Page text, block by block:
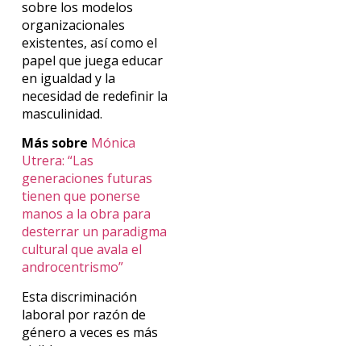
sobre los modelos
organizacionales
existentes, así como el
papel que juega educar
en igualdad y la
necesidad de redefinir la
masculinidad.
Más sobre Mónica
Utrera: “Las
generaciones futuras
tienen que ponerse
manos a la obra para
desterrar un paradigma
cultural que avala el
androcentrismo”
Esta discriminación
laboral por razón de
género a veces es más